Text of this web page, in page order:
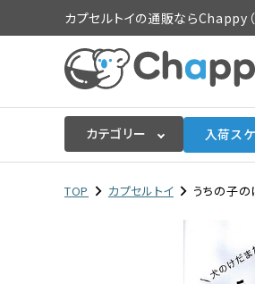
カプセルトイの通販ならChappy（
カテゴリー 入荷ス
ログイン 会
TOP カプセルトイ うちの子